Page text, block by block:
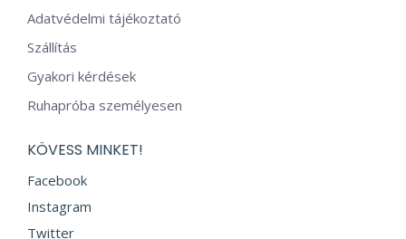
Adatvédelmi tájékoztató
Szállítás
Gyakori kérdések
Ruhapróba személyesen
KÖVESS MINKET!
Facebook
Instagram
Twitter